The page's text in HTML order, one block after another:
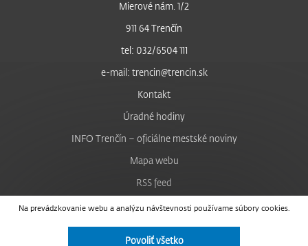
Na prevádzkovanie webu a analýzu návštevnosti používame súbory cookies.
Povoliť všetko
Mierové nám. 1/2
911 64 Trenčín
tel: 032/6504 111
e-mail: trencin@trencin.sk
Kontakt
Úradné hodiny
INFO Trenčín – oficiálne mestské noviny
Mapa webu
RSS feed
Nastavenie cookies
Facebook